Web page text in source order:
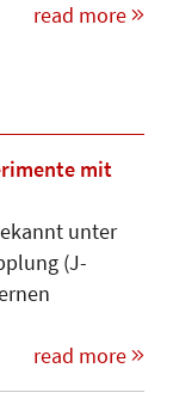
read more
mit
unter
(J-
read more